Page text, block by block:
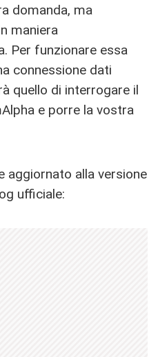
domanda, ma
maniera
Per funzionare essa
connessione dati
quello di interrogare il
e porre la vostra
aggiornato alla versione
ufficiale: